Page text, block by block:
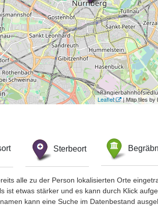
Leaflet | Map tiles by
Sterbeort
alle zu der Person lokalisierten Orte
ist etwas stärker und es kann durch Klick
kann eine Suche im Datenbestand